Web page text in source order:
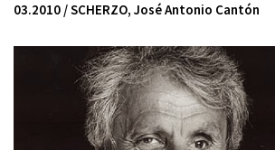
03.2010 / SCHERZO, José Antonio Cantón